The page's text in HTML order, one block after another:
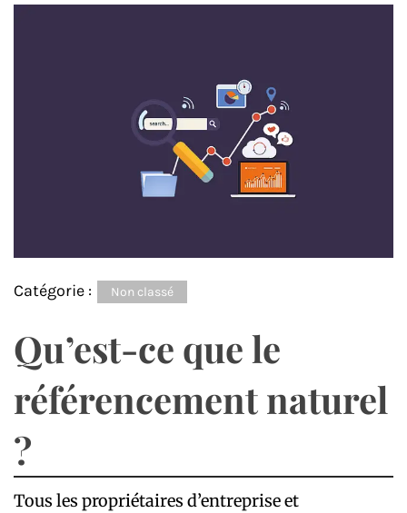
Catégorie : Non classé
Qu’est-ce que le
référencement naturel
?
Tous les propriétaires d’entreprise et